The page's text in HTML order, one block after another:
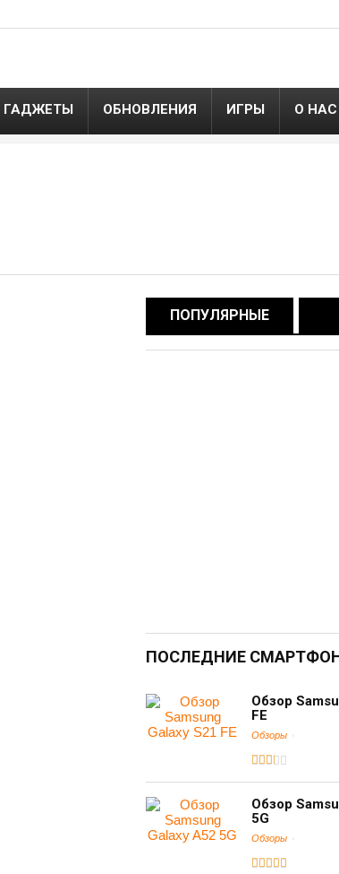
ГАДЖЕТЫ ОБНОВЛЕНИЯ ИГРЫ О НАС
ПОПУЛЯРНЫЕ
ПОСЛЕДНИЕ
Обзор
FE
Обзоры
Обзор
5G
Обзоры